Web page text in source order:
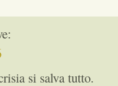
si salva tutto.